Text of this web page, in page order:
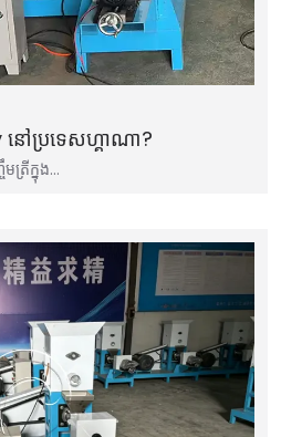
ៅប្រទេសហ្គាណា?
ត្រីក្នុង…